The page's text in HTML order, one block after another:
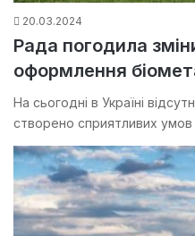
20.03.2024
Рада погодила
оформлення
На сьогодні в Україні
створено сприятливих